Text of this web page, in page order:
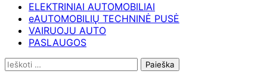
ELEKTRINIAI AUTOMOBILIAI
eAUTOMOBILIŲ TECHNINĖ PUSĖ
VAIRUOJU AUTO
PASLAUGOS
Ieškoti: